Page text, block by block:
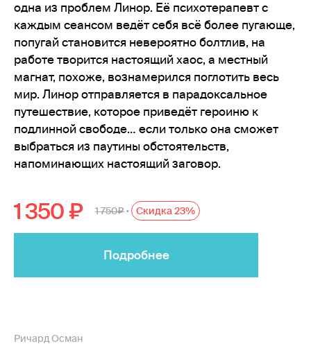
одна из проблем Линор. Её психотерапевт с
каждым сеансом ведёт себя всё более пугающе,
попугай становится невероятно болтлив, на
работе творится настоящий хаос, а местный
магнат, похоже, вознамерился поглотить весь
мир. Линор отправляется в парадоксальное
путешествие, которое приведёт героиню к
подлинной свободе… если только она сможет
выбраться из паутины обстоятельств,
напоминающих настоящий заговор.
1 350 1 750 • Скидка 23%
Подробнее
Ричард Осман